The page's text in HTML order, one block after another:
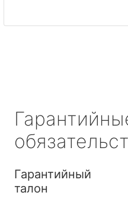
Гарантийный
талон